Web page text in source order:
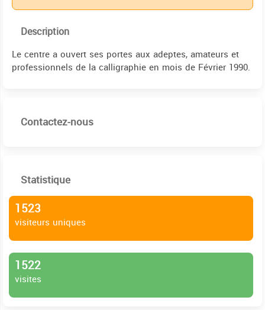
Description
Le centre a ouvert ses portes aux adeptes, amateurs et
professionnels de la calligraphie en mois de Février 1990.
Contactez-nous
Statistique
1523
visiteurs uniques
1522
visites